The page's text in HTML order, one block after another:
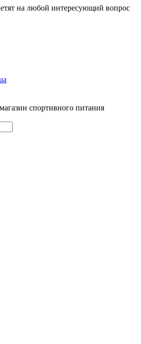
на любой интересующий вопрос
спортивного питания